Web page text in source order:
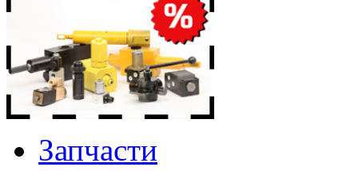
Запчасти